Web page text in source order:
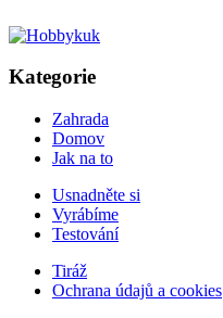
Kategorie
Zahrada
Domov
Jak na to
Usnadněte si
Vyrábíme
Testování
Tiráž
Ochrana údajů a cookies